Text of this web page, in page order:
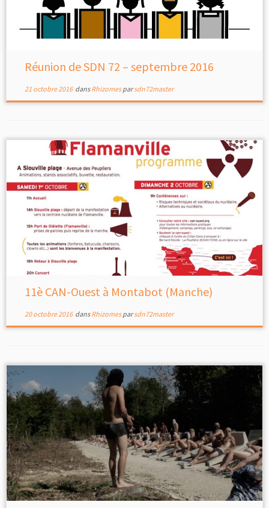
Réunion de SDN 72 – septembre 2016
21 octobre 2016dansRhizomesparsdn72master
11è CAN-Ouest à Montabot (Manche)
20 octobre 2016dansRhizomesparsdn72master